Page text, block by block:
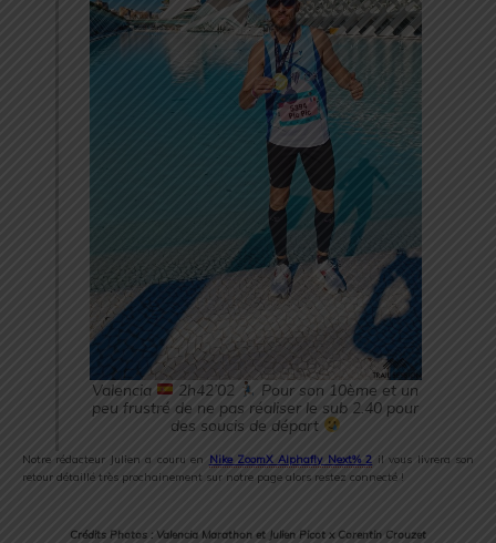
Valencia 2h42’02
Pour son 10ème et un
peu frustré de ne pas réaliser le sub 2.40 pour
des soucis de départ
Notre rédacteur Julien a couru en Nike ZoomX Alphafly Next% 2 il vous livrera son
retour détaillé très prochainement sur notre page alors restez connecté !
Crédits Photos : Valencia Marathon et Julien Picot x Corentin Crouzet